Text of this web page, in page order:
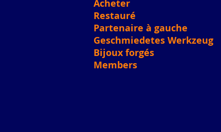
Acheter
Restauré
Partenaire à gauche
Geschmiedetes Werkzeug
Bijoux forgés
Members